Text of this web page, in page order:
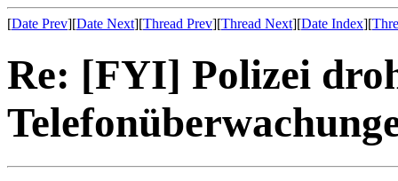
[Date Prev][Date Next][Thread Prev][Thread Next][Date Index][
Re: [FYI] Polizei